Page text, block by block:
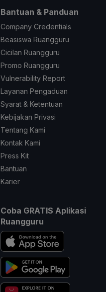
Bantuan & Panduan
Company Credentials
Beasiswa Ruangguru
Cicilan Ruangguru
Promo Ruangguru
Vulnerability Report
Layanan Pengaduan
Syarat & Ketentuan
Kebijakan Privasi
Tentang Kami
Kontak Kami
Press Kit
Bantuan
Karier
Coba GRATIS Aplikasi
Ruangguru